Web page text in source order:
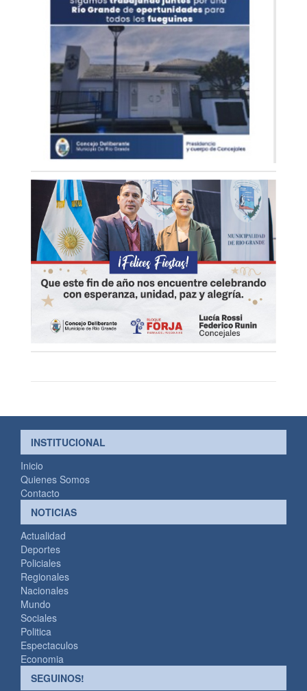
INSTITUCIONAL
Inicio
Quienes Somos
Contacto
NOTICIAS
Actualidad
Deportes
Policiales
Regionales
Nacionales
Mundo
Sociales
Politica
Espectaculos
Economia
SEGUINOS!